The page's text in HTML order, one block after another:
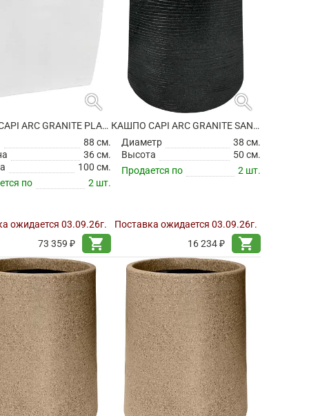
search
КАШПО CAPI ARC GRANITE PLANTER RECTANGLE WHITE
88 см.
36 см.
100 см.
по
2 шт.
ожидается 03.09.26г.
73 359 ₽
shopping_cart
search
КАШПО CAPI ARC GRANITE SANDBAG HIGH BLACK
Диаметр
38 см.
Высота
50 см.
Продается по
2 шт.
Поставка ожидается 03.09.26г.
16 234 ₽
shopping_cart